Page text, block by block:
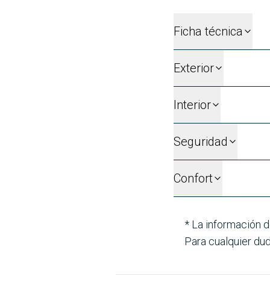
Ficha técnica
Exterior
Interior
Seguridad
Confort
* La información
Para cualquier